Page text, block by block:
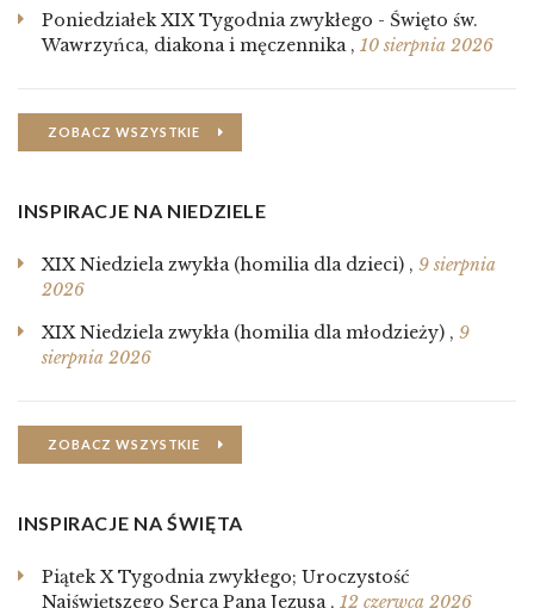
Poniedziałek XIX Tygodnia zwykłego - Święto św.
Wawrzyńca, diakona i męczennika , 10 sierpnia 2026
ZOBACZ WSZYSTKIE
INSPIRACJE NA NIEDZIELE
XIX Niedziela zwykła (homilia dla dzieci) , 9 sierpnia
2026
XIX Niedziela zwykła (homilia dla młodzieży) , 9
sierpnia 2026
ZOBACZ WSZYSTKIE
INSPIRACJE NA ŚWIĘTA
Piątek X Tygodnia zwykłego; Uroczystość
Najświętszego Serca Pana Jezusa , 12 czerwca 2026